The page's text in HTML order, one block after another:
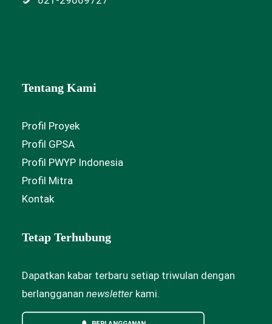
Tentang Kami
Profil Proyek
Profil GPSA
Profil PWYP Indonesia
Profil Mitra
Kontak
Tetap Terhubung
Dapatkan kabar terbaru setiap triwulan dengan
berlangganan newsletter kami.